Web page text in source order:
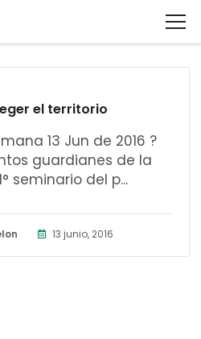
el territorio
13 Jun de 2016 ?
guardianes de la
seminario del p...
13 junio, 2016